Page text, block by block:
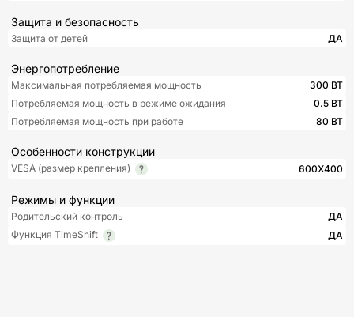
Защита и безопасность
Защита от детей ДА
Энергопотребление
Максимальная потребляемая мощность
300 ВТ
Потребляемая мощность в режиме ожидания
0.5 ВТ
Потребляемая мощность при работе
80 ВТ
Особенности конструкции
VESA (размер крепления) 600X400
Режимы и функции
Родительский контроль
ДА
Функция TimeShift
ДА